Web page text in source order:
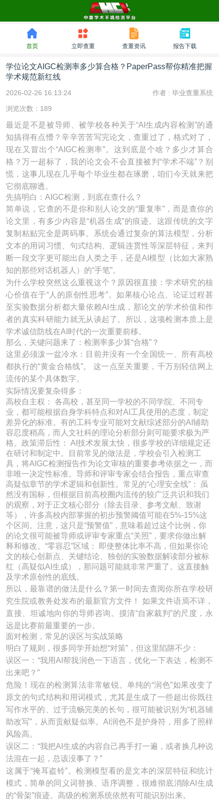
首页 立即查重 查重资讯 报告下载
学位论文AIGC检测率多少算合格？PaperPass帮你精准把握
学术规范新红线
2026-02-26 16:13:24 作者 : 毕业查重系统
浏览次数：189
最近是不是被导师、被学校各种关于“AI生成内容检测”的通
知搞得有点懵？辛辛苦苦写完论文，查重过了，格式对了，
现在又冒出个“AIGC检测率”。这到底是个啥？多少才算合
格？万一超标了，我的论文会不会直接被判“学术不端”？别
慌，这事儿现在几乎每个毕业生都在琢磨，咱们今天就来把
它彻底聊透。
先搞明白：AIGC检测，到底在查什么？
简单说，它查的不是你和别人论文的“重复率”，而是查你的
论文里，有多少内容是“机器生成”的痕迹。这跟传统的文字
复制粘贴完全是两码事。系统会通过复杂的算法模型，分析
文本的用词习惯、句式结构、逻辑连贯性等深层特征，来判
断一段文字更可能出自人类之手，还是AI模型（比如大家熟
知的那些对话机器人）的“手笔”。
为什么学校突然这么重视这个？原因很直接：学术研究的核
心价值在于“人的原创性思考”。如果核心论点、论证过程甚
至实验数据分析都大量依赖AI生成，那论文的学术价值和作
者的真实科研能力就无从谈起了。所以，这项检测本质上是
学术诚信防线在AI时代的一次重要前移。
那么，关键问题来了：检测率多少算“合格”？
这里必须泼一盆冷水：目前并没有一个全国统一、所有高校
都执行的“黄金合格线”。 这一点至关重要，千万别轻信网上
流传的某个具体数字。
实际情况要复杂得多：
高校自主权： 各高校，甚至同一学校的不同学院、不同专
业，都可能根据自身学科特点和对AI工具使用的态度，制定
差异化的标准。有的工科专业可能对文献综述部分的AI辅助
容忍度稍高，而人文社科的理论分析部分则可能要求极为严
格。政策滞后性： AI技术发展太快，很多学校的详细规定还
在研讨和制定中。目前常见的做法是，学校会引入检测工
具，将AIGC检测报告作为论文审核的重要参考依据之一，而
非唯一决定性标准。导师和评审专家会结合报告，重点审查
高疑似章节的学术逻辑和创新性。常见的“心理安全线”： 虽
然没有国标，但根据目前高校圈内流传的较广泛共识和我们
的观察，对于正文核心部分（除去目录、参考文献、致谢
等），许多高校内部掌握的初步预警阈值可能在5%-15%这
个区间。注意，这只是“预警值”，意味着超过这个比例，你
的论文很可能被导师或评审专家重点“关照”，要求你做出解
释和修改。“零容忍”区域： 即使整体比率不高，但如果你论
文的核心创新点、关键结论、独创的实验数据解读部分被标
红（高疑似AI生成），那问题可能就非常严重了。这直接触
及学术原创性的底线。
所以，最靠谱的做法是什么？第一时间去查阅你所在学校研
究生院或教务处发布的最新官方文件！ 如果文件语焉不详，
直接、坦诚地向你的导师咨询。摸清“自家裁判”的尺度，永
远是比赛前最重要的一步。
面对检测，常见的误区与实战策略
明白了规则，很多同学开始想“对策”，但这里陷阱不少：
误区一：“我用AI帮我润色一下语言，优化一下表达，检测不
出来吧？”
危险！现在的检测算法非常敏锐。单纯的“润色”如果改变了
原文的句式结构和用词模式，尤其是生成了一些超出你既往
写作水平的、过于流畅完美的长句，很可能被识别为“机器辅
助改写”，从而贡献疑似率。AI润色不是护身符，用多了照样
风险高。
误区二：“我把AI生成的内容自己再手打一遍，或者换几种说
法混在一起，总该没事了？”
这属于“掩耳盗铃”。检测模型看的是文本的深层特征和统计
模式，简单的同义词替换、语序调整，很难彻底消除AI生成
的“骨架”痕迹。高级的检测系统依然有可能识别出来。